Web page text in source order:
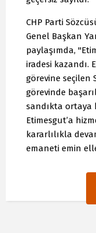
CHP Parti
Genel Başkan
paylaşımda,
iradesi kazandı.
görevine seçilen
görevinde
sandıkta ortaya
Etimesgut’a
kararlılıkla
emaneti emin